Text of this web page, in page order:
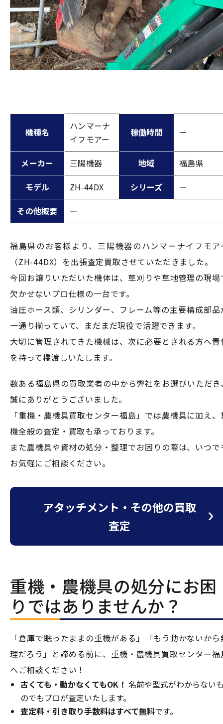
機種名
ハンマーナ
イフモアー
稼働時間 ー
メーカー 三陽機器 地域
福島県
モデル
ZH-44DX シリーズ
ー
その他概要
ー
福島県のお客様より、三陽機器のハンマーナイフモア
（ZH-44DX）を出張査定買取させていただきました。
今回お譲りいただいた機体は、草刈りや草地管理の現場
欠かせないプロ仕様の一台です。
油圧ホース類、シリンダー、フレーム等の主要構成部品
一通り揃っていて、まだまだ現役で活躍できます。
大切に管理されてきた機械は、次に必要とされる方へ責
を持って橋渡しいたします。
数ある福島県の買取業者の中から弊社をお選びいただき
誠にありがとうございました。
「重機・農機具買取センター福島」では農機具に加え、
機全般の査定・買取も承っております。
また農機具や資材の処分・整理でお困りの際は、いつで
お気軽にご相談ください。
アタッチメント・その他の買取
査定
重機・農機具の処分にお困
りではありませんか？
「倉庫で眠ったままの重機がある」「もう動かないから
理だろう」と諦める前に、重機・農機具買取センター福
へご相談ください！
古くても・動かなくてもOK！ 名前や型式がわからない
のでもプロが査定いたします。
査定料・引き取り手数料はすべて無料です。